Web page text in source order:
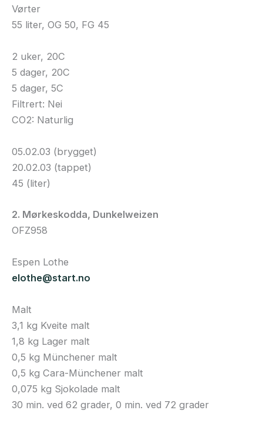
Vørter
55 liter, OG 50, FG 45
2 uker, 20C
5 dager, 20C
5 dager, 5C
Filtrert: Nei
CO2: Naturlig
05.02.03 (brygget)
20.02.03 (tappet)
45 (liter)
2. Mørkeskodda, Dunkelweizen
OFZ958
Espen Lothe
elothe@start.no
Malt
3,1 kg Kveite malt
1,8 kg Lager malt
0,5 kg Münchener malt
0,5 kg Cara-Münchener malt
0,075 kg Sjokolade malt
30 min. ved 62 grader, 0 min. ved 72 grader